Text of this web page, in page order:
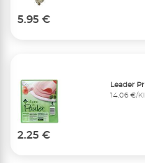
5.95 €
Leader
14,06 €/
2.25 €